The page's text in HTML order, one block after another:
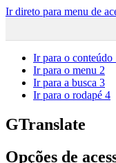
Ir direto para menu de
Ir para o conteúdo
Ir para o menu 2
Ir para a busca 3
Ir para o rodapé 4
GTranslate
Opções de